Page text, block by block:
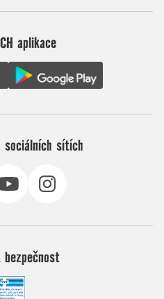
aplikace
sociálních sítích